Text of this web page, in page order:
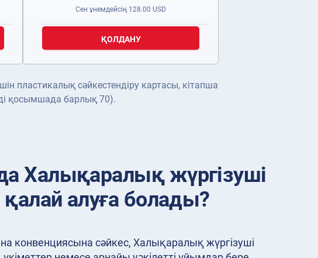
Сен ұнемдейсің 128.00 USD
ҚОЛДАНУ
пластикалық сәйкестендіру картасы, кітапша
қосымшада барлық 70).
Халықаралық жүргізуші
қалай алуға болады?
конвенциясына сәйкес, Халықаралық жүргізуші